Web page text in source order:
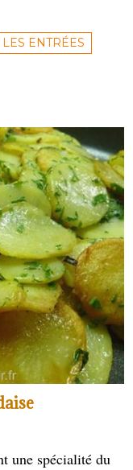
LES ENTRÉES
une spécialité du